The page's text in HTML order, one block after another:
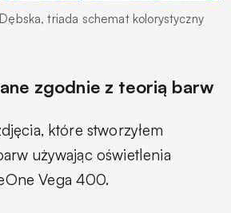
triada schemat kolorystyczny
zgodnie z teorią barw
które stworzyłem
używając oświetlenia
Vega 400.